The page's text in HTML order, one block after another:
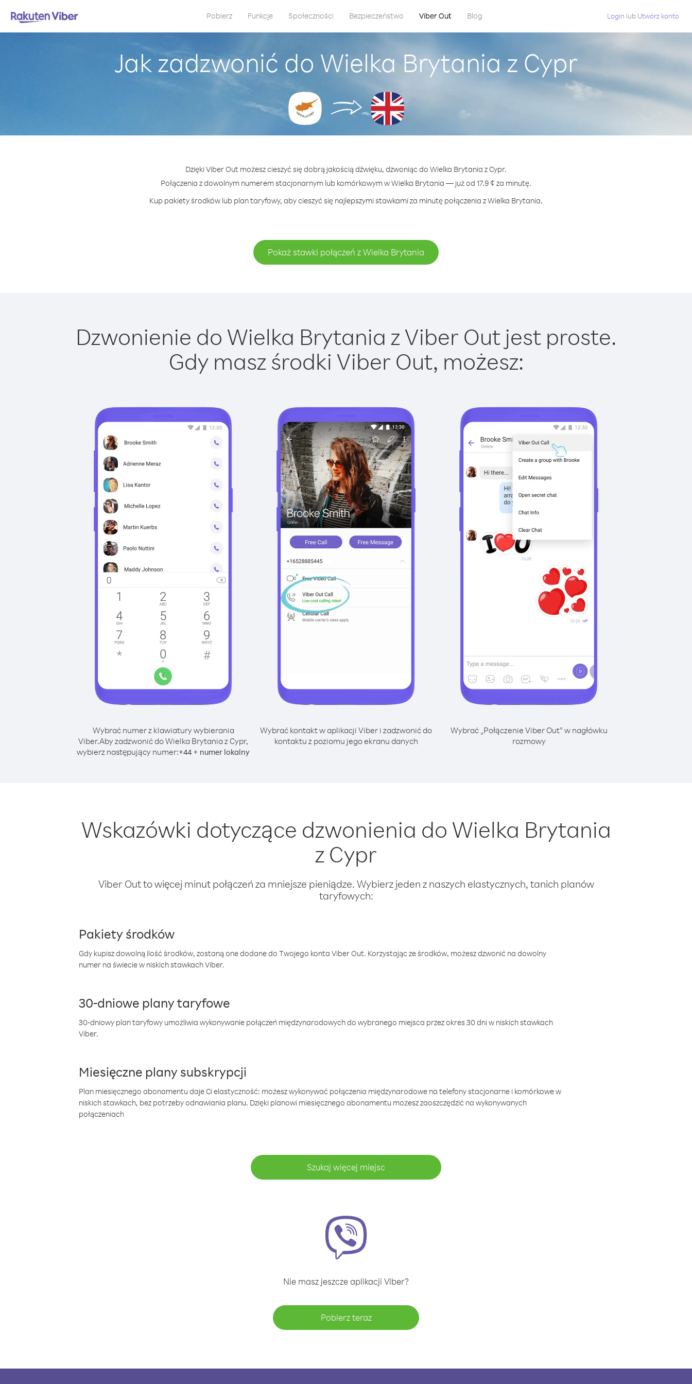
Pobierz Funkcje Społeczności Bezpieczeństwo Viber Out Blog Login lub Utwórz konto
Jak zadzwonić do Wielka Brytania z Cypr
Dzięki Viber Out możesz cieszyć się dobrą jakością dźwięku, dzwoniąc do Wielka Brytania z Cypr.
Połączenia z dowolnym numerem stacjonarnym lub komórkowym w Wielka Brytania — już od 17.9 ¢ za minutę.
Kup pakiety środków lub plan taryfowy, aby cieszyć się najlepszymi stawkami za minutę połączenia z Wielka Brytania.
Pokaż stawki połączeń z Wielka Brytania
Dzwonienie do Wielka Brytania z Viber Out jest proste.
Gdy masz środki Viber Out, możesz:
Wybrać numer z klawiatury wybierania
Viber.Aby zadzwonić do Wielka Brytania z Cypr,
wybierz następujący numer:+44 + numer lokalny
Wybrać kontakt w aplikacji Viber i zadzwonić do
kontaktu z poziomu jego ekranu danych
Wybrać „Połączenie Viber Out” w nagłówku
rozmowy
Wskazówki dotyczące dzwonienia do Wielka Brytania
z Cypr
Viber Out to więcej minut połączeń za mniejsze pieniądze. Wybierz jeden z naszych elastycznych, tanich planów
taryfowych:
Pakiety środków
Gdy kupisz dowolną ilość środków, zostaną one dodane do Twojego konta Viber Out. Korzystając ze środków, możesz dzwonić na dowolny
numer na świecie w niskich stawkach Viber.
30-dniowe plany taryfowe
30-dniowy plan taryfowy umożliwia wykonywanie połączeń międzynarodowych do wybranego miejsca przez okres 30 dni w niskich stawkach
Viber.
Miesięczne plany subskrypcji
Plan miesięcznego abonamentu daje Ci elastyczność: możesz wykonywać połączenia międzynarodowe na telefony stacjonarne i komórkowe w
niskich stawkach, bez potrzeby odnawiania planu. Dzięki planowi miesięcznego abonamentu możesz zaoszczędzić na wykonywanych
połączeniach
Szukaj więcej miejsc
Nie masz jeszcze aplikacji Viber?
Pobierz teraz